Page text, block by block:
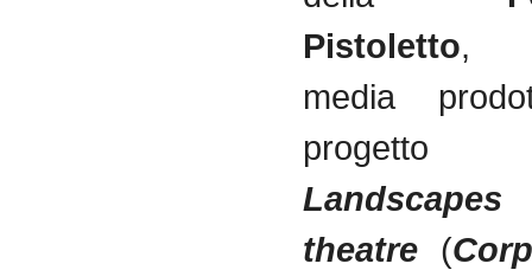
Pistoletto,
media
progetto
theatre (C